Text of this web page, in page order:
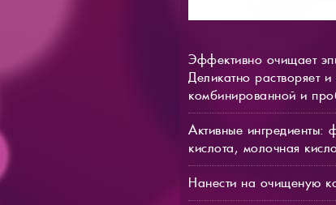
Эффективно очищает
Деликатно растворяет
комбинированной и
Активные ингредиенты:
кислота, молочная
Нанести на очищеную